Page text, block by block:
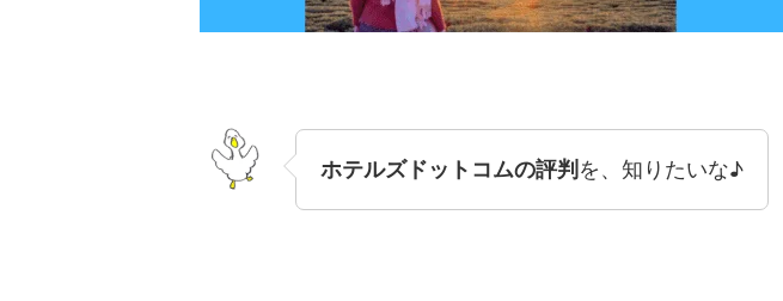
ホテルズドットコムの評判 を、知りたいな♪